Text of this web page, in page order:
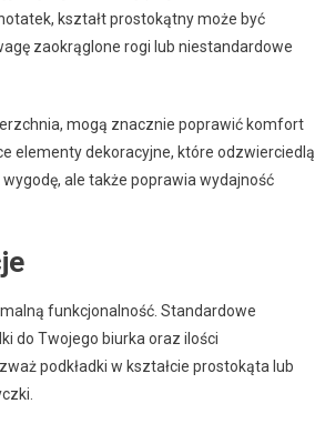
kształt prostokątny może być
zaokrąglone rogi lub niestandardowe
mogą znacznie poprawić komfort
elementy dekoracyjne, które odzwierciedlą
ale także poprawia wydajność
funkcjonalność. Standardowe
do Twojego biurka oraz ilości
podkładki w kształcie prostokąta lub